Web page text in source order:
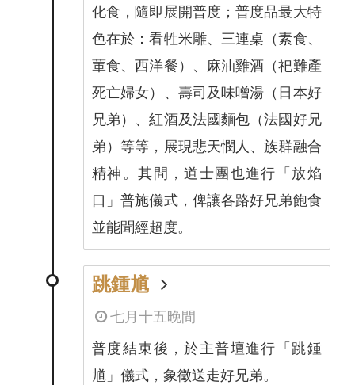
化食，隨即展開普度；普度品最大特
色在於：看牲米雕、三連桌（素食、
葷食、西洋餐）、麻油雞酒（祀難產
死亡婦女）、壽司及味噌湯（日本好
兄弟）、紅酒及法國麵包（法國好兄
弟）等等，展現悲天憫人、族群融合
精神。其間，道士團也進行「放焰
口」普施儀式，俾讓各路好兄弟飽食
並能聞經超度。
跳鍾馗
七月十五晚間
普度結束後，於主普壇進行「跳鍾
馗」儀式，象徵送走好兄弟。